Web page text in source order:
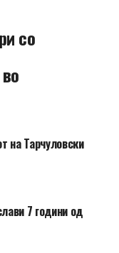
со
на Тарчуловски
7 години од